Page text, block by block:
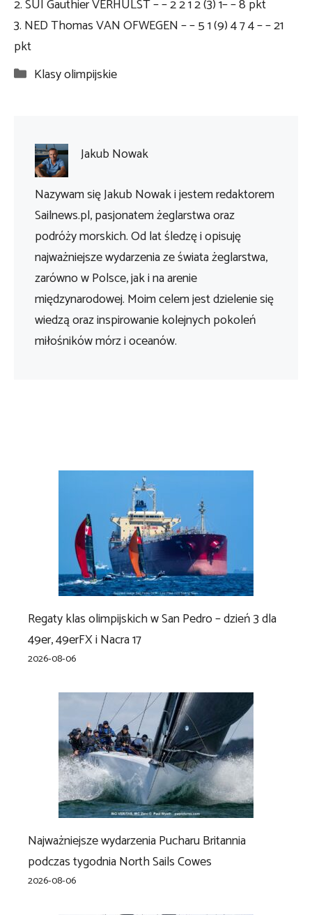
2. SUI Gauthier VERHULST – – 2 2 1 2 (3) 1– – 8 pkt
3. NED Thomas VAN OFWEGEN – – 5 1 (9) 4 7 4 – – 21
pkt
Kategorie
Klasy olimpijskie
Jakub Nowak
Nazywam się Jakub Nowak i jestem redaktorem
Sailnews.pl, pasjonatem żeglarstwa oraz
podróży morskich. Od lat śledzę i opisuję
najważniejsze wydarzenia ze świata żeglarstwa,
zarówno w Polsce, jak i na arenie
międzynarodowej. Moim celem jest dzielenie się
wiedzą oraz inspirowanie kolejnych pokoleń
miłośników mórz i oceanów.
Regaty klas olimpijskich w San Pedro – dzień 3 dla
49er, 49erFX i Nacra 17
2026-08-06
Najważniejsze wydarzenia Pucharu Britannia
podczas tygodnia North Sails Cowes
2026-08-06